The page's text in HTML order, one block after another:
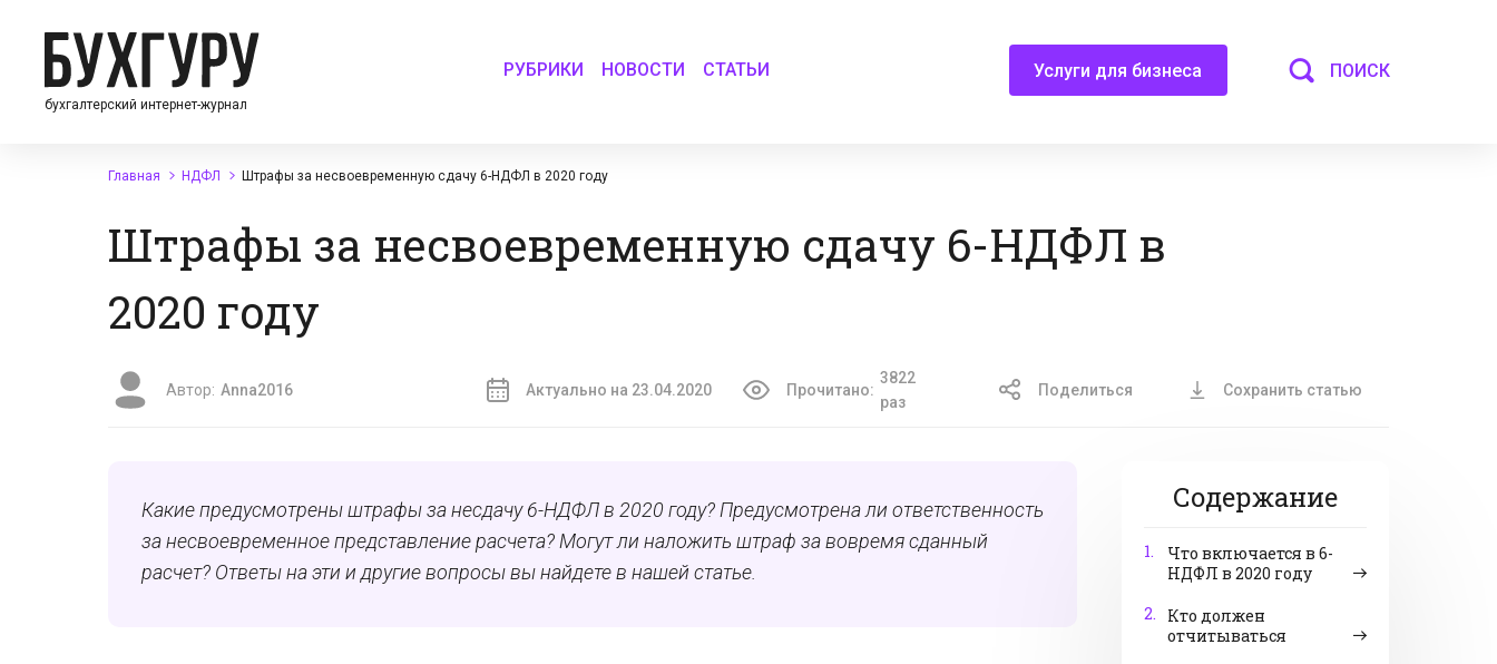
бухгалтерский интернет-журнал
РУБРИКИ НОВОСТИ СТАТЬИ Услуги для бизнеса ПОИСК
Главная НДФЛ Штрафы за несвоевременную сдачу 6-НДФЛ в 2020 году
Штрафы за несвоевременную сдачу 6-НДФЛ в
2020 году
Автор: Anna2016 Актуально на 23.04.2020 Прочитано:
3822
раз
Поделиться Сохранить статью
Содержание
1.
Что включается в 6-
НДФЛ в 2020 году
2.
Кто должен
отчитываться
Какие предусмотрены штрафы за несдачу 6-НДФЛ в 2020 году? Предусмотрена ли ответственность
за несвоевременное представление расчета? Могут ли наложить штраф за вовремя сданный
расчет? Ответы на эти и другие вопросы вы найдете в нашей статье.